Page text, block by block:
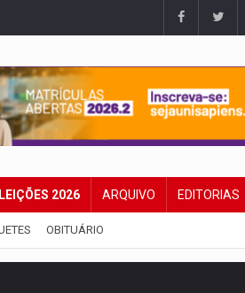
2026 ARQUIVO EDITORIAS
OBITUÁRIO